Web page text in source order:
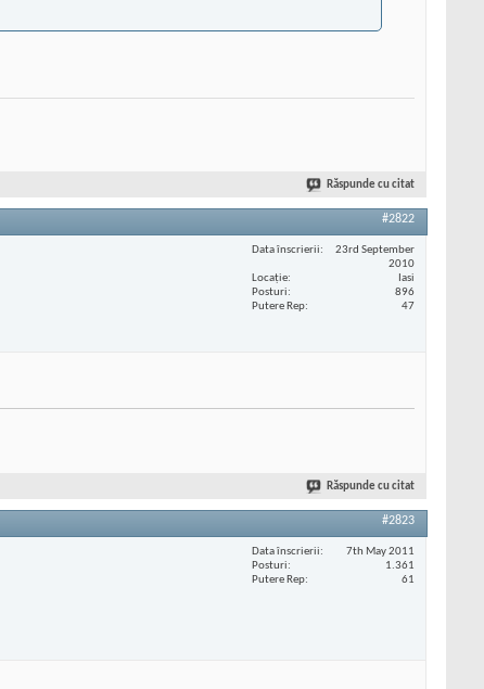
Răspunde cu citat
#2822
Data înscrierii
23rd September
2010
Locaţie
Iasi
Posturi
896
Putere Rep
47
Răspunde cu citat
#2823
Data înscrierii
7th May 2011
Posturi
1.361
Putere Rep
61